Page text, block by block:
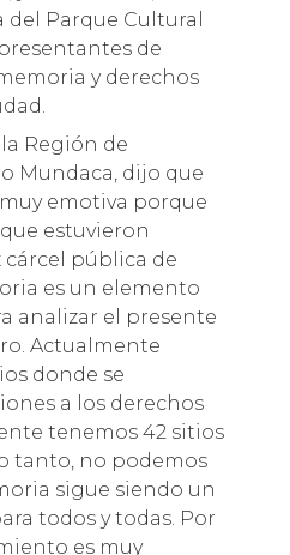
Parque Cultural
de
y derechos
Región de
Mundaca, dijo que
emotiva porque
estuvieron
cárcel pública de
es un elemento
analizar el presente
Actualmente
donde se
a los derechos
tenemos 42 sitios
tanto, no podemos
sigue siendo un
todos y todas. Por
es muy